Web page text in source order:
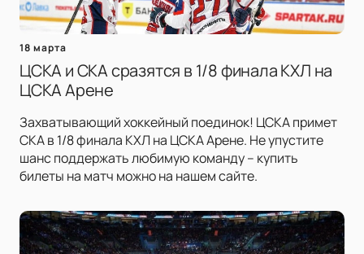
18 марта
ЦСКА и СКА сразятся в 1/8 финала КХЛ на
ЦСКА Арене
Захватывающий хоккейный поединок! ЦСКА примет
СКА в 1/8 финала КХЛ на ЦСКА Арене. Не упустите
шанс поддержать любимую команду – купить
билеты на матч можно на нашем сайте.